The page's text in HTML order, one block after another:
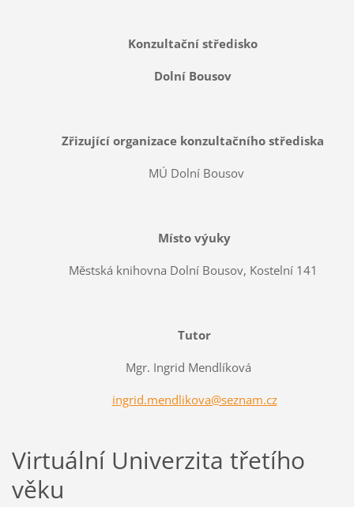
Konzultační středisko
Dolní Bousov
Zřizující organizace konzultačního střediska
MÚ Dolní Bousov
Místo výuky
Městská knihovna Dolní Bousov, Kostelní 141
Tutor
Mgr. Ingrid Mendlíková
ingrid.mendlikova@seznam.cz
Virtuální Univerzita třetího
věku